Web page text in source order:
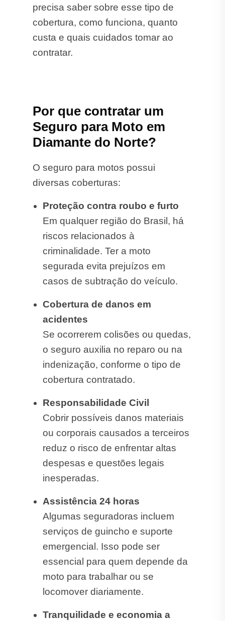
precisa saber sobre esse tipo de
cobertura, como funciona, quanto
custa e quais cuidados tomar ao
contratar.
Por que contratar um
Seguro para Moto em
Diamante do Norte?
O seguro para motos possui
diversas coberturas:
Proteção contra roubo e furto
Em qualquer região do Brasil, há
riscos relacionados à
criminalidade. Ter a moto
segurada evita prejuízos em
casos de subtração do veículo.
Cobertura de danos em
acidentes
Se ocorrerem colisões ou quedas,
o seguro auxilia no reparo ou na
indenização, conforme o tipo de
cobertura contratado.
Responsabilidade Civil
Cobrir possíveis danos materiais
ou corporais causados a terceiros
reduz o risco de enfrentar altas
despesas e questões legais
inesperadas.
Assistência 24 horas
Algumas seguradoras incluem
serviços de guincho e suporte
emergencial. Isso pode ser
essencial para quem depende da
moto para trabalhar ou se
locomover diariamente.
Tranquilidade e economia a